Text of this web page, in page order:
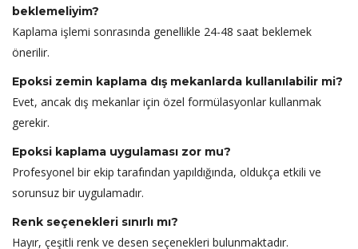
beklemeliyim?
Kaplama işlemi sonrasında genellikle 24-48 saat beklemek
önerilir.
Epoksi zemin kaplama dış mekanlarda kullanılabilir mi?
Evet, ancak dış mekanlar için özel formülasyonlar kullanmak
gerekir.
Epoksi kaplama uygulaması zor mu?
Profesyonel bir ekip tarafından yapıldığında, oldukça etkili ve
sorunsuz bir uygulamadır.
Renk seçenekleri sınırlı mı?
Hayır, çeşitli renk ve desen seçenekleri bulunmaktadır.